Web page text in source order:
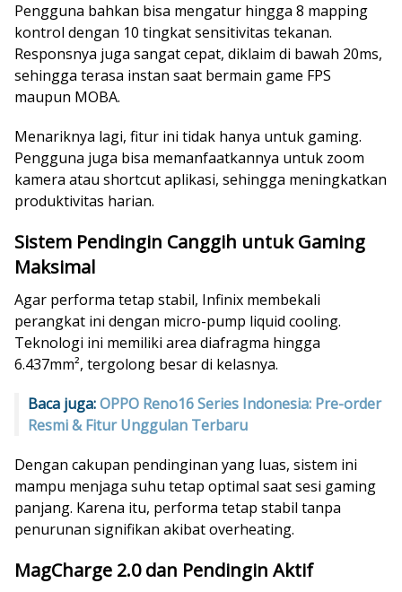
Pengguna bahkan bisa mengatur hingga 8 mapping
kontrol dengan 10 tingkat sensitivitas tekanan.
Responsnya juga sangat cepat, diklaim di bawah 20ms,
sehingga terasa instan saat bermain game FPS
maupun MOBA.
Menariknya lagi, fitur ini tidak hanya untuk gaming.
Pengguna juga bisa memanfaatkannya untuk zoom
kamera atau shortcut aplikasi, sehingga meningkatkan
produktivitas harian.
Sistem Pendingin Canggih untuk Gaming
Maksimal
Agar performa tetap stabil, Infinix membekali
perangkat ini dengan micro-pump liquid cooling.
Teknologi ini memiliki area diafragma hingga
6.437mm², tergolong besar di kelasnya.
Baca juga:OPPO Reno16 Series Indonesia: Pre-order
Resmi & Fitur Unggulan Terbaru
Dengan cakupan pendinginan yang luas, sistem ini
mampu menjaga suhu tetap optimal saat sesi gaming
panjang. Karena itu, performa tetap stabil tanpa
penurunan signifikan akibat overheating.
MagCharge 2.0 dan Pendingin Aktif